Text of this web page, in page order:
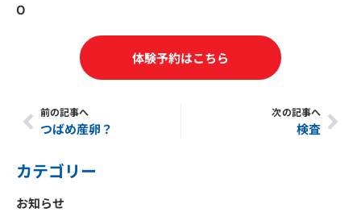
О
体験予約はこちら
Prev
前の記事へ
つばめ産卵？
次の記事へ
検査
カテゴリー
お知らせ